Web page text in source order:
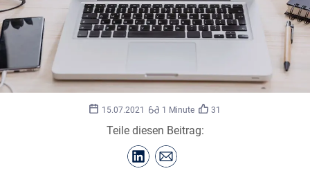
15.07.2021 1 Minute 31
Teile diesen Beitrag: